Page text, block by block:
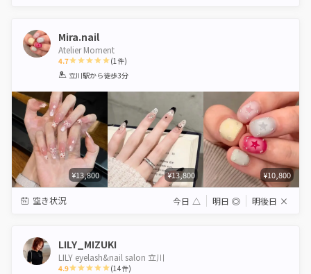
Mira.nail
Atelier Moment
4.7
1 2 3 4 5
(1件)
立川駅から徒歩3分
¥13,800 ¥13,800 ¥10,800
空き状況 今日 △ 明日 ◎ 明後日 ×
LILY_MIZUKI
LILY eyelash&nail salon 立川
4.9 (14件)